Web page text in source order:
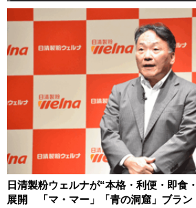
日清製粉ウェルナが“本格・利便・即食
展開 「マ・マー」「青の洞窟」ブラン